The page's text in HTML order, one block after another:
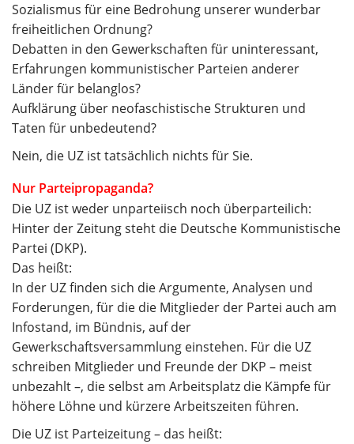
Sozialismus für eine Bedrohung unserer wunderbar
freiheitlichen Ordnung?
Debatten in den Gewerkschaften für uninteressant,
Erfahrungen kommunistischer Parteien anderer
Länder für belanglos?
Aufklärung über neofaschistische Strukturen und
Taten für unbedeutend?
Nein, die UZ ist tatsächlich nichts für Sie.
Nur Parteipropaganda?
Die UZ ist weder unparteiisch noch überparteilich:
Hinter der Zeitung steht die Deutsche Kommunistische
Partei (DKP).
Das heißt:
In der UZ finden sich die Argumente, Analysen und
Forderungen, für die die Mitglieder der Partei auch am
Infostand, im Bündnis, auf der
Gewerkschaftsversammlung einstehen. Für die UZ
schreiben Mitglieder und Freunde der DKP – meist
unbezahlt –, die selbst am Arbeitsplatz die Kämpfe für
höhere Löhne und kürzere Arbeitszeiten führen.
Die UZ ist Parteizeitung – das heißt: